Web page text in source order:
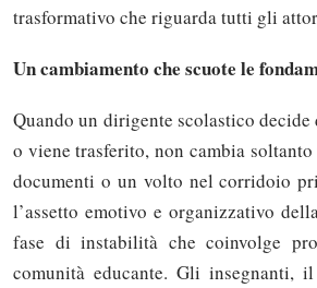
trasformativo che riguarda tutti gli
Un cambiamento che scuote le
Quando un dirigente scolastico
o viene trasferito, non cambia
documenti o un volto nel corridoio
l’assetto emotivo e organizzativo
fase di instabilità che coinvolge
comunità educante. Gli insegnanti,